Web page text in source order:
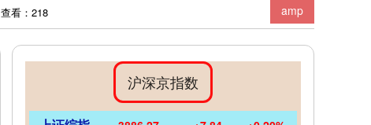
amp
查看：218
沪深京指数